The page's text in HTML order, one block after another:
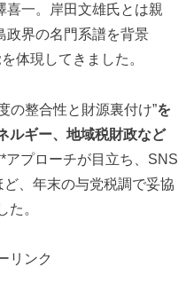
喜一。岸田文雄氏とは親
政界の名門系譜を背景
体現してきました。
の整合性と財源裏付け”を
ルギー、地域税財政など
アプローチが目立ち、SNS
ど、年末の与党税調で妥協
た。
リンク